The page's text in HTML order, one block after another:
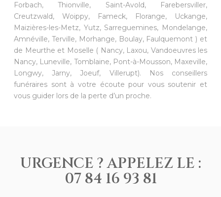
Forbach, Thionville, Saint-Avold, Farebersviller,
Creutzwald, Woippy, Fameck, Florange, Uckange,
Maizières-les-Metz, Yutz, Sarreguemines, Mondelange,
Amnéville, Terville, Morhange, Boulay, Faulquemont ) et
de Meurthe et Moselle ( Nancy, Laxou, Vandoeuvres les
Nancy, Luneville, Tomblaine, Pont-à-Mousson, Maxeville,
Longwy, Jarny, Joeuf, Villerupt). Nos conseillers
funéraires sont à votre écoute pour vous soutenir et
vous guider lors de la perte d’un proche.
URGENCE ? APPELEZ LE :
07 84 16 93 81